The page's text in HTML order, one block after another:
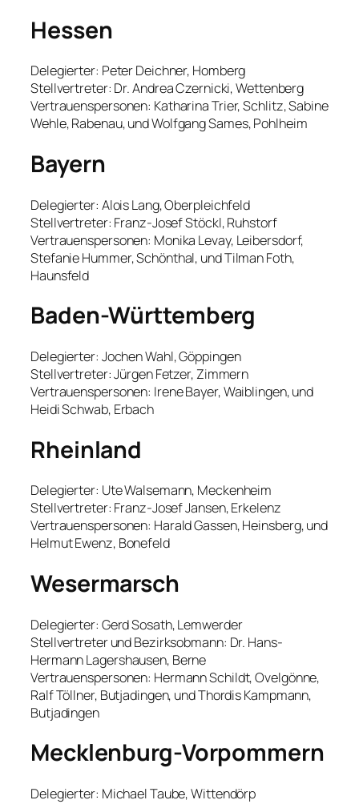
Hessen
Delegierter: Peter Deichner, Homberg
Stellvertreter: Dr. Andrea Czernicki, Wettenberg
Vertrauenspersonen: Katharina Trier, Schlitz, Sabine
Wehle, Rabenau, und Wolfgang Sames, Pohlheim
Bayern
Delegierter: Alois Lang, Oberpleichfeld
Stellvertreter: Franz-Josef Stöckl, Ruhstorf
Vertrauenspersonen: Monika Levay, Leibersdorf,
Stefanie Hummer, Schönthal, und Tilman Foth,
Haunsfeld
Baden-Württemberg
Delegierter: Jochen Wahl, Göppingen
Stellvertreter: Jürgen Fetzer, Zimmern
Vertrauenspersonen: Irene Bayer, Waiblingen, und
Heidi Schwab, Erbach
Rheinland
Delegierter: Ute Walsemann, Meckenheim
Stellvertreter: Franz-Josef Jansen, Erkelenz
Vertrauenspersonen: Harald Gassen, Heinsberg, und
Helmut Ewenz, Bonefeld
Wesermarsch
Delegierter: Gerd Sosath, Lemwerder
Stellvertreter und Bezirksobmann: Dr. Hans-
Hermann Lagershausen, Berne
Vertrauenspersonen: Hermann Schildt, Ovelgönne,
Ralf Töllner, Butjadingen, und Thordis Kampmann,
Butjadingen
Mecklenburg-Vorpommern
Delegierter: Michael Taube, Wittendörp